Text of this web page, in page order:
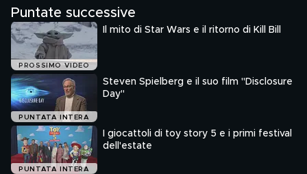
Puntate successive
PROSSIMO VIDEO
Il mito di Star Wars e il ritorno di Kill Bill
PUNTATA INTERA
Steven Spielberg e il suo film "Disclosure
Day"
PUNTATA INTERA
I giocattoli di toy story 5 e i primi festival
dell'estate